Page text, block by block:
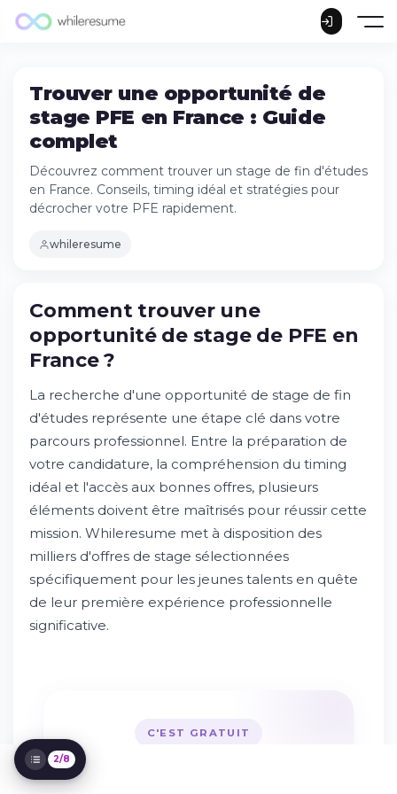
Trouver une opportunité de
stage PFE en France : Guide
complet
Découvrez comment trouver un stage de fin d'études
en France. Conseils, timing idéal et stratégies pour
décrocher votre PFE rapidement.
whileresume
Comment trouver une opportunité de
Essayez Whileresume
Comment faire sa candidature pour un
stage de fin d'études ?
Pourquoi effectuer un stage à l'étranger ?
Optimiser votre recherche sur
Lire plus que juste l'offre : comprendre le
2/8
Comment trouver une
opportunité de stage de PFE en
France ?
La recherche d'une opportunité de stage de fin
d'études représente une étape clé dans votre
parcours professionnel. Entre la préparation de
votre candidature, la compréhension du timing
idéal et l'accès aux bonnes offres, plusieurs
éléments doivent être maîtrisés pour réussir cette
mission. Whileresume met à disposition des
milliers d'offres de stage sélectionnées
spécifiquement pour les jeunes talents en quête
de leur première expérience professionnelle
significative.
C'EST GRATUIT